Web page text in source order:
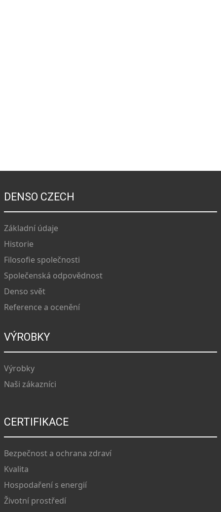
DENSO CZECH
Základní údaje
Historie
Filosofie společnosti
Společenská odpovědnost
Denso svět
Reference a ocenění
VÝROBKY
Výrobky
Naši zákazníci
CERTIFIKACE
Bezpečnost a ochrana zdraví
Kvalita
Hospodaření s energií
Životní prostředí